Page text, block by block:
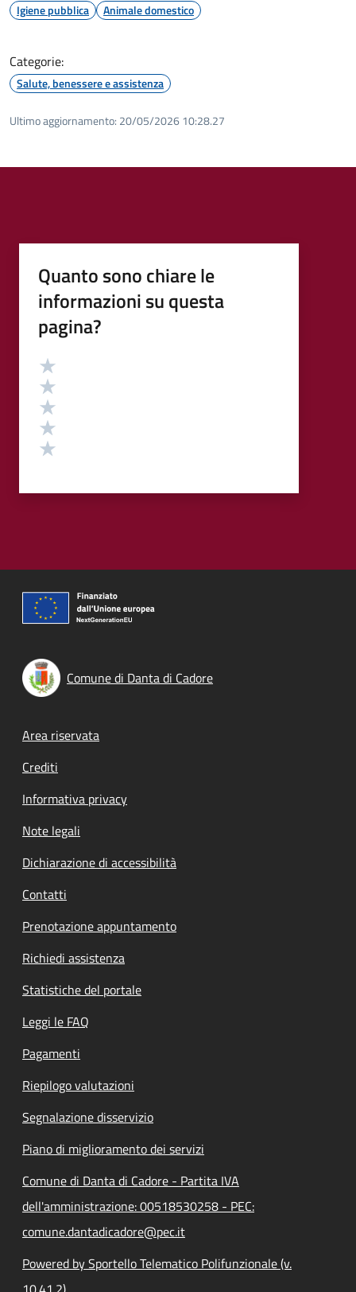
Igiene pubblica Animale domestico
Categorie:
Salute, benessere e assistenza
Ultimo aggiornamento: 20/05/2026 10:28.27
Quanto sono chiare le
informazioni su questa
pagina?
Valutazione
Comune di Danta di Cadore
Footer menu
Area riservata
Crediti
Informativa privacy
Note legali
Dichiarazione di accessibilità
Contatti
Prenotazione appuntamento
Richiedi assistenza
Statistiche del portale
Leggi le FAQ
Pagamenti
Riepilogo valutazioni
Segnalazione disservizio
Piano di miglioramento dei servizi
Comune di Danta di Cadore - Partita IVA
dell'amministrazione: 00518530258 - PEC:
comune.dantadicadore@pec.it
Powered by Sportello Telematico Polifunzionale (v.